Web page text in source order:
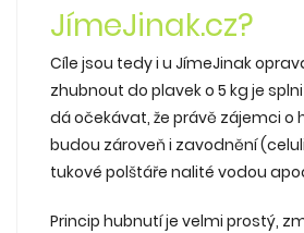
JímeJinak.cz?
Cíle jsou tedy i u JímeJinak
zhubnout do plavek o 5 kg je
dá očekávat, že právě zájemci o
budou zároveň i zavodnění
tukové polštáře nalité vodou
Princip hubnutí je velmi prostý,